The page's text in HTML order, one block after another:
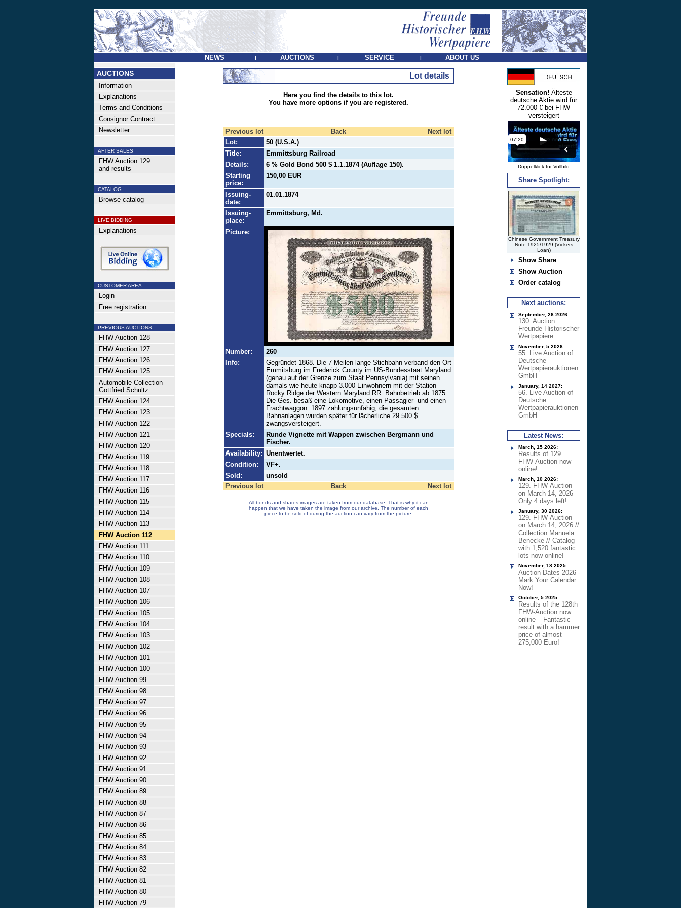
NEWS | AUCTIONS | SERVICE | ABOUT US
AUCTIONS
Information
Explanations
Terms and Conditions
Consignor Contract
Newsletter
AFTER SALES
FHW Auction 129
and results
CATALOG
Browse catalog
LIVE BIDDING
Explanations
CUSTOMER AREA
Login
Free registration
PREVIOUS AUCTIONS
FHW Auction 128
FHW Auction 127
FHW Auction 126
FHW Auction 125
Automobile Collection
Gottfried Schultz
FHW Auction 124
FHW Auction 123
FHW Auction 122
FHW Auction 121
FHW Auction 120
FHW Auction 119
FHW Auction 118
FHW Auction 117
FHW Auction 116
FHW Auction 115
FHW Auction 114
FHW Auction 113
FHW Auction 112
FHW Auction 111
FHW Auction 110
FHW Auction 109
FHW Auction 108
FHW Auction 107
FHW Auction 106
FHW Auction 105
FHW Auction 104
FHW Auction 103
FHW Auction 102
FHW Auction 101
FHW Auction 100
FHW Auction 99
FHW Auction 98
FHW Auction 97
FHW Auction 96
FHW Auction 95
FHW Auction 94
FHW Auction 93
FHW Auction 92
FHW Auction 91
FHW Auction 90
FHW Auction 89
FHW Auction 88
FHW Auction 87
FHW Auction 86
FHW Auction 85
FHW Auction 84
FHW Auction 83
FHW Auction 82
FHW Auction 81
FHW Auction 80
FHW Auction 79
Lot details
Here you find the details to this lot.
You have more options if you are registered.
Previous lot Back
Next lot
Lot:
50 (U.S.A.)
Title:
Emmittsburg Railroad
Details:
6 % Gold Bond 500 $ 1.1.1874 (Auflage 150).
Starting
price:
150,00 EUR
Issuing-
date:
01.01.1874
Issuing-
place:
Emmittsburg, Md.
Picture:
Number:
260
Info:
Gegründet 1868. Die 7 Meilen lange Stichbahn verband den Ort
Emmitsburg im Frederick County im US-Bundesstaat Maryland
(genau auf der Grenze zum Staat Pennsylvania) mit seinen
damals wie heute knapp 3.000 Einwohnern mit der Station
Rocky Ridge der Western Maryland RR. Bahnbetrieb ab 1875.
Die Ges. besaß eine Lokomotive, einen Passagier- und einen
Frachtwaggon. 1897 zahlungsunfähig, die gesamten
Bahnanlagen wurden später für lächerliche 29.500 $
zwangsversteigert.
Specials:
Runde Vignette mit Wappen zwischen Bergmann und
Fischer.
Availability: Unentwertet.
Condition:
VF+.
Sold:
unsold
Previous lot
Back Next lot
All bonds and shares images are taken from our database. That is why it can
happen that we have taken the image from our archive. The number of each
piece to be sold of during the auction can vary from the picture.
Sensation! Älteste
deutsche Aktie wird für
72.000 € bei FHW
versteigert
Doppelklick für Vollbild
Share Spotlight:
Chinese Government Treasury
Note 1925/1929 (Vickers
Loan)
Show Share
Show Auction
Order catalog
Next auctions:
September, 26 2026:
130. Auction
Freunde Historischer
Wertpapiere
November, 5 2026:
55. Live Auction of
Deutsche
Wertpapierauktionen
GmbH
January, 14 2027:
56. Live Auction of
Deutsche
Wertpapierauktionen
GmbH
Latest News:
March, 15 2026:
Results of 129.
FHW-Auction now
online!
March, 10 2026:
129. FHW-Auction
on March 14, 2026 –
Only 4 days left!
January, 30 2026:
129. FHW-Auction
on March 14, 2026 //
Collection Manuela
Benecke // Catalog
with 1,520 fantastic
lots now online!
November, 18 2025:
Auction Dates 2026 -
Mark Your Calendar
Now!
October, 5 2025:
Results of the 128th
FHW-Auction now
online – Fantastic
result with a hammer
price of almost
275,000 Euro!